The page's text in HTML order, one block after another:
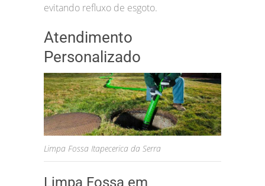
evitando refluxo de esgoto.
Atendimento
Personalizado
Limpa Fossa Itapecerica da Serra
Limpa Fossa em